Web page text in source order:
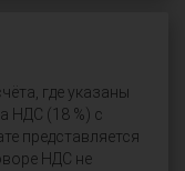
где указаны
НДС (18 %) с
представляется
НДС не